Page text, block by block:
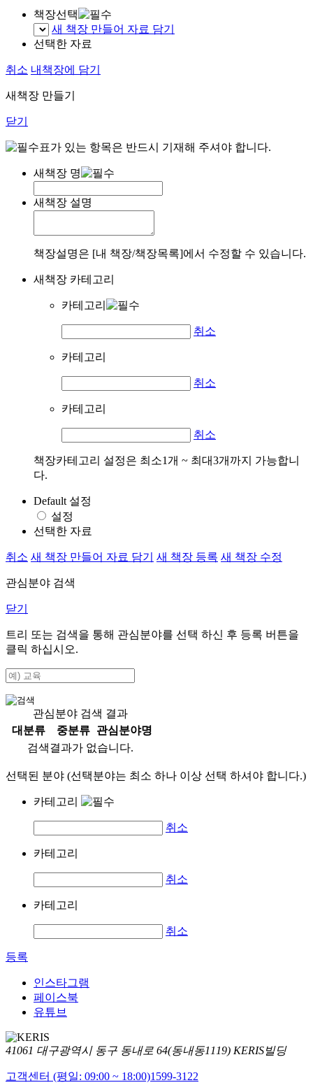
책장선택
새 책장 만들어 자료 담기
선택한 자료
취소 내책장에 담기
새책장 만들기
닫기
표가 있는 항목은 반드시 기재해 주셔야 합니다.
새책장 명
새책장 설명
책장설명은 [내 책장/책장목록]에서 수정할 수 있습니다.
새책장 카테고리
카테고리
취소
카테고리
취소
카테고리
취소
책장카테고리 설정은 최소1개 ~ 최대3개까지 가능합니
다.
Default 설정
설정
선택한 자료
취소 새 책장 만들어 자료 담기 새 책장 등록 새 책장 수정
관심분야 검색
닫기
트리 또는 검색을 통해 관심분야를 선택 하신 후 등록 버튼을
클릭 하십시오.
관심분야 검색 결과
대분류
중분류
관심분야명
검색결과가 없습니다.
선택된 분야 (선택분야는 최소 하나 이상 선택 하셔야 합니다.)
카테고리
취소
카테고리
취소
카테고리
취소
등록
인스타그램
페이스북
유튜브
41061 대구광역시 동구 동내로 64(동내동1119) KERIS빌딩
고객센터 (평일: 09:00 ~ 18:00)1599-3122